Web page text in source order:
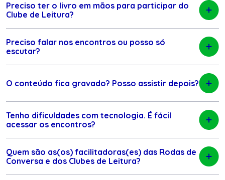
Preciso ter o livro em mãos para participar do
Clube de Leitura?
Preciso falar nos encontros ou posso só
escutar?
O conteúdo fica gravado? Posso assistir depois?
Tenho dificuldades com tecnologia. É fácil
acessar os encontros?
Quem são as(os) facilitadoras(es) das Rodas de
Conversa e dos Clubes de Leitura?